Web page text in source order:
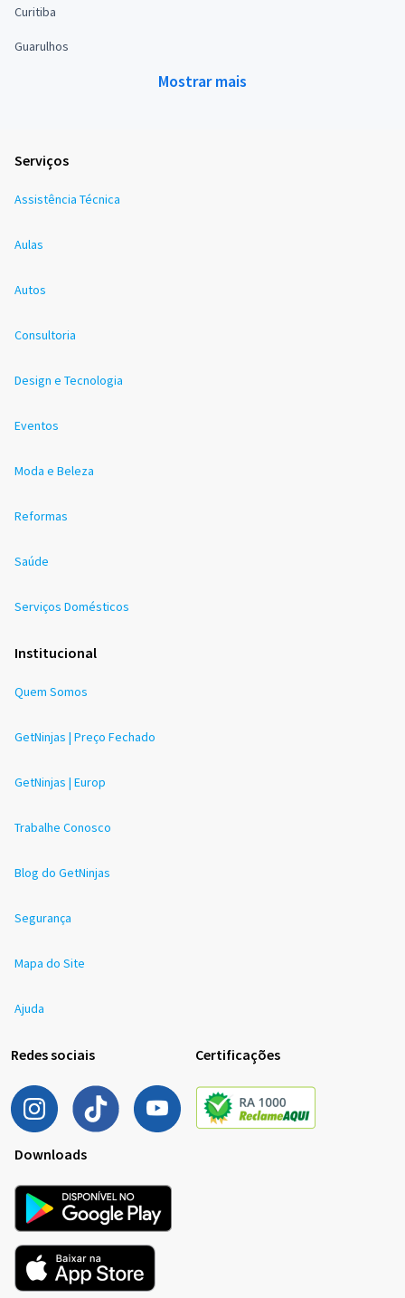
Curitiba
Guarulhos
Mostrar mais
Serviços
Assistência Técnica
Aulas
Autos
Consultoria
Design e Tecnologia
Eventos
Moda e Beleza
Reformas
Saúde
Serviços Domésticos
Institucional
Quem Somos
GetNinjas | Preço Fechado
GetNinjas | Europ
Trabalhe Conosco
Blog do GetNinjas
Segurança
Mapa do Site
Ajuda
Redes sociais Certificações
Downloads